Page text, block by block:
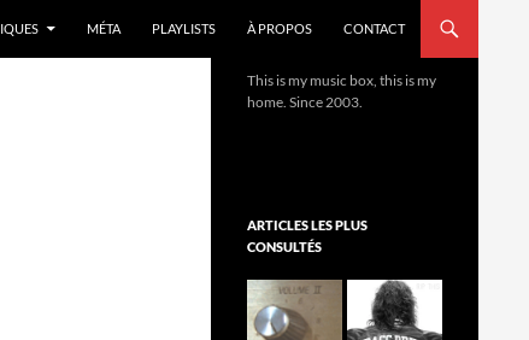
MÉTA PLAYLISTS À PROPOS CONTACT
This is my music box, this is my
home. Since 2003.
ARTICLES LES PLUS
CONSULTÉS